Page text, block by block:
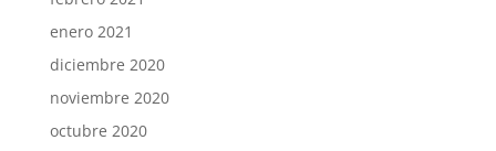
enero 2021
diciembre 2020
noviembre 2020
octubre 2020